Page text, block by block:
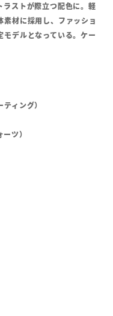
ストが際立つ配色に。軽
材に採用し、ファッショ
デルとなっている。ケー
ィング）
ツ）